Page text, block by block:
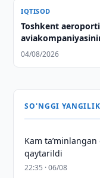
IQTISOD
Toshkent
04/08/2026
SO'NGGI
Kam
qaytarildi
22:35 · 06/08